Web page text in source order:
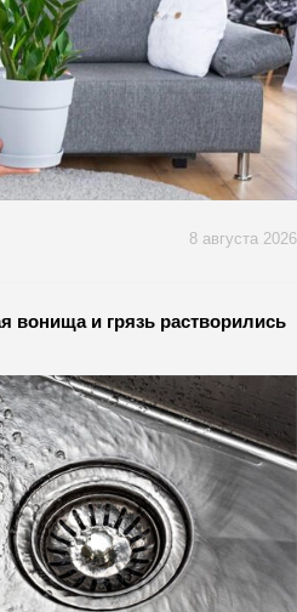
8 августа 2026
вонища и грязь растворились